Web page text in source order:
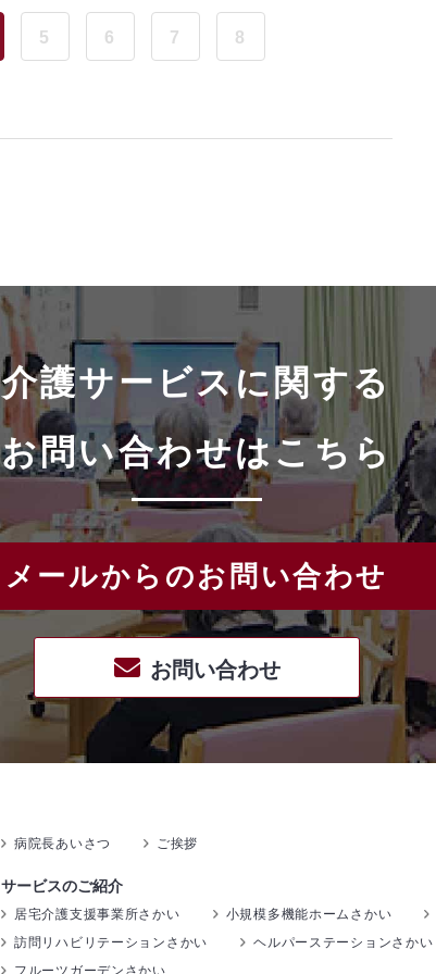
5 6 7 8
介護サービスに関する
お問い合わせはこちら
メールからのお問い合わせ
お問い合わせ
病院長あいさつ ご挨拶
サービスのご紹介
居宅介護支援事業所さかい 小規模多機能ホームさかい
訪問リハビリテーションさかい
ヘルパーステーションさかい
フルーツガーデンさかい